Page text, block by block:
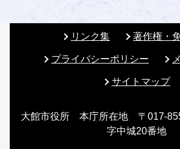
リンク集 著作権・
プライバシーポリシー
サイトマップ
大館市役所 本庁所在地 〒017-
字中城20番地